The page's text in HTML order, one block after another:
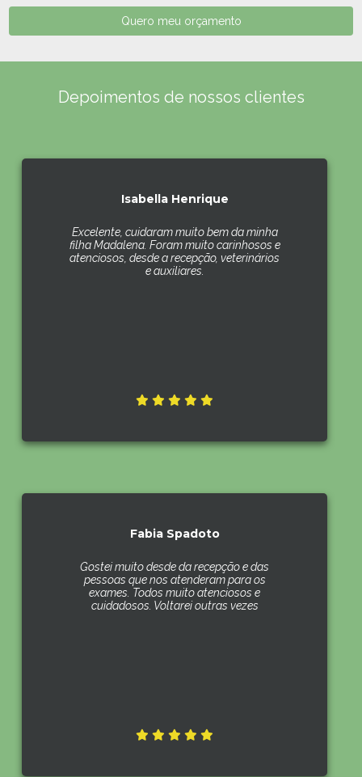
Quero meu orçamento
Depoimentos de nossos clientes
Isabella Henrique
Excelente, cuidaram muito bem da minha
filha Madalena. Foram muito carinhosos e
atenciosos, desde a recepção, veterinários
e auxiliares.
Fabia Spadoto
Gostei muito desde da recepção e das
pessoas que nos atenderam para os
exames. Todos muito atenciosos e
cuidadosos. Voltarei outras vezes